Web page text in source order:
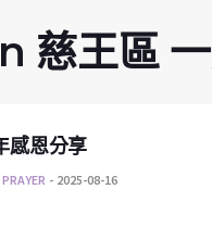
慈王區
感恩分享
2025-08-16